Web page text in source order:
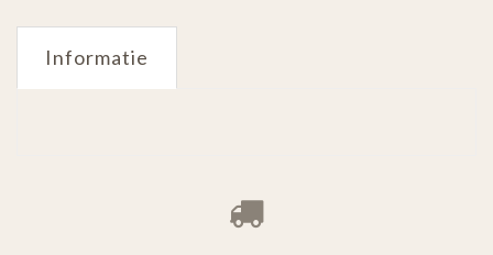
Informatie